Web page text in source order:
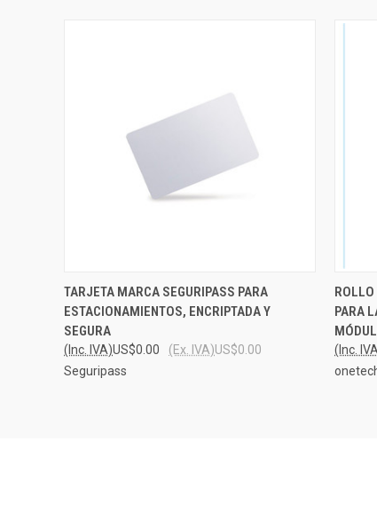
QUICK VIEW ADD TO CART
Compare
TARJETA MARCA SEGURIPASS PARA
ESTACIONAMIENTOS, ENCRIPTADA Y
SEGURA
US$0.00
(Inc. IVA) US$0.00
(Ex. IVA)
Seguripass
PARA
(Inc.